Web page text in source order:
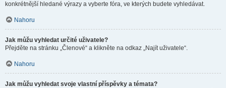
konkrétnější hledané výrazy a vyberte fóra, ve kterých budete vyhledávat.
Nahoru
Jak můžu vyhledat určité uživatele?
Přejděte na stránku „Členové“ a klikněte na odkaz „Najít uživatele“.
Nahoru
Jak můžu vyhledat svoje vlastní příspěvky a témata?